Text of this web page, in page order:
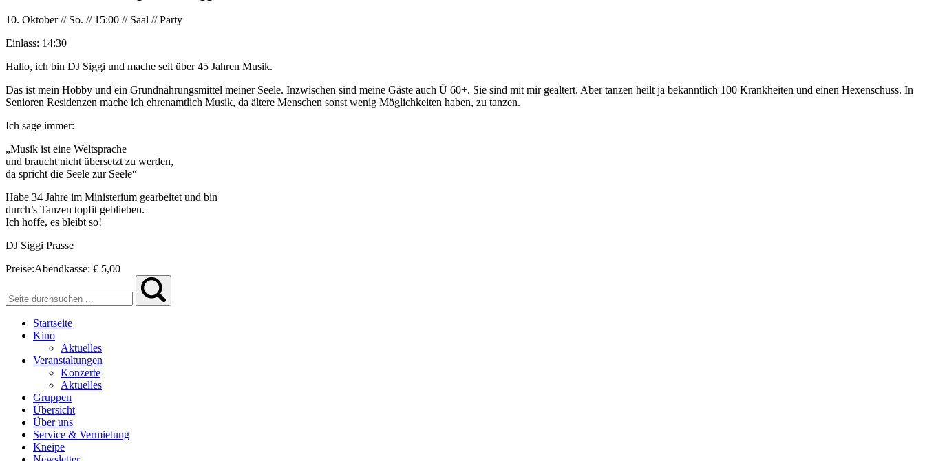
10. Oktober// So. // 15:00 // Saal //Party
Einlass: 14:30
Hallo, ich bin DJ Siggi und mache seit über 45 Jahren Musik.
Das ist mein Hobby und ein Grundnahrungsmittel meiner Seele. Inzwischen sind meine Gäste auch Ü 60+. Sie sind mit mir gealtert. Aber tanzen heilt ja bekanntlich 100 Krankheiten und einen Hexenschuss. In
Senioren Residenzen mache ich ehrenamtlich Musik, da ältere Menschen sonst wenig Möglichkeiten haben, zu tanzen.
Ich sage immer:
„Musik ist eine Weltsprache
und braucht nicht übersetzt zu werden,
da spricht die Seele zur Seele“
Habe 34 Jahre im Ministerium gearbeitet und bin
durch’s Tanzen topfit geblieben.
Ich hoffe, es bleibt so!
DJ Siggi Prasse
Preise:Abendkasse: € 5,00
Startseite
Kino
Aktuelles
Veranstaltungen
Konzerte
Aktuelles
Gruppen
Übersicht
Über uns
Service & Vermietung
Kneipe